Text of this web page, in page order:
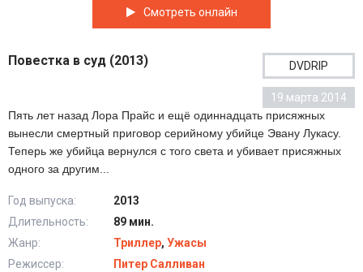
Смотреть онлайн
Повестка в суд (2013) DVDRIP
19 марта 2014
Пять лет назад Лора Прайс и ещё одиннадцать присяжных
вынесли смертный приговор серийному убийце Эвану Лукасу.
Теперь же убийца вернулся с того света и убивает присяжных
одного за другим...
Год выпуска:
2013
Длительность:
89 мин.
Жанр:
Триллер, Ужасы
Режиссер:
Питер Салливан